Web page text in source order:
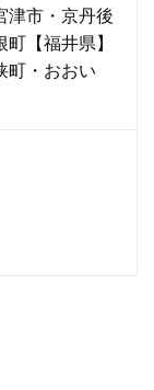
津市・京丹後
【福井県】
町・おおい